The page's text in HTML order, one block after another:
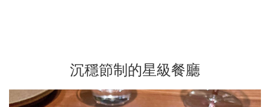
沉穩節制的星級餐廳